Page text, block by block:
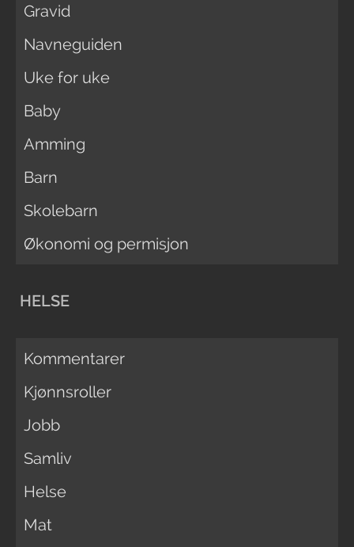
Gravid
Navneguiden
Uke for uke
Baby
Amming
Barn
Skolebarn
Økonomi og permisjon
HELSE
Kommentarer
Kjønnsroller
Jobb
Samliv
Helse
Mat